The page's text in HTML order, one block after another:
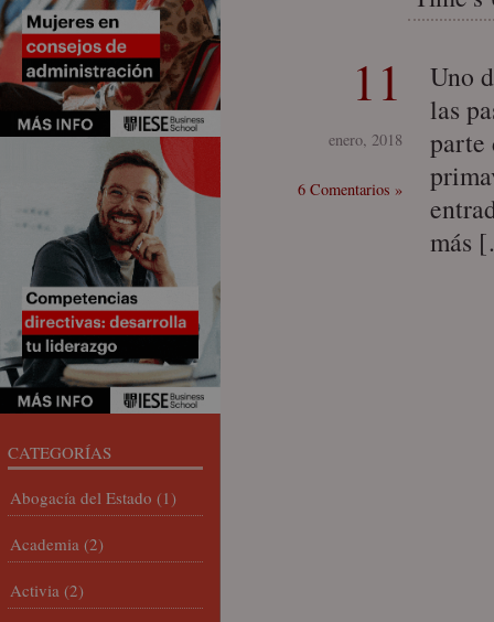
11
enero, 2018
6 Comentarios »
Uno
las
parte
más
CATEGORÍAS
Abogacía del Estado (1)
Academia (2)
Activia (2)